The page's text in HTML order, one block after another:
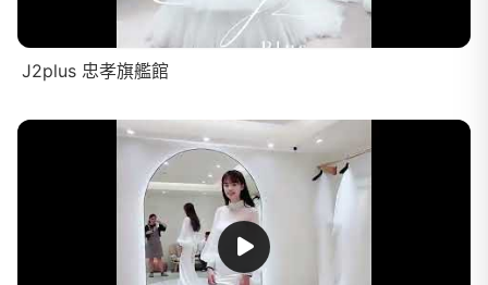
J2plus 忠孝旗艦館